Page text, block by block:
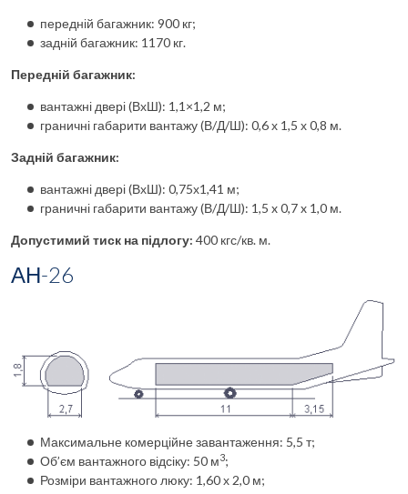
передній багажник: 900 кг;
задній багажник: 1170 кг.
Передній багажник:
вантажні двері (ВхШ): 1,1×1,2 м;
граничні габарити вантажу (В/Д/Ш): 0,6 х 1,5 х 0,8 м.
Задній багажник:
вантажні двері (ВхШ): 0,75х1,41 м;
граничні габарити вантажу (В/Д/Ш): 1,5 x 0,7 x 1,0 м.
Допустимий тиск на підлогу: 400 кгс/кв. м.
АН-26
Максимальне комерційне завантаження: 5,5 т;
Об’єм вантажного відсіку: 50 м3;
Розміри вантажного люку: 1,60 х 2,0 м;